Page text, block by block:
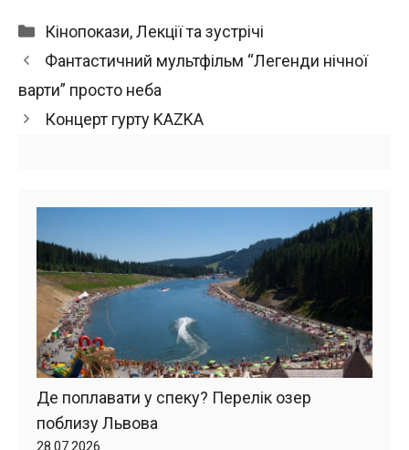
Категорії
Кінопокази,Лекції та зустрічі
Фантастичний мультфільм “Легенди нічної
варти” просто неба
Концерт гурту KAZKA
Де поплавати у спеку? Перелік озер
поблизу Львова
28.07.2026